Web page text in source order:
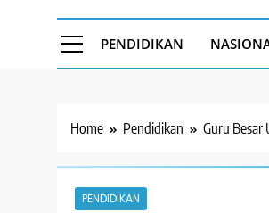
PENDIDIKAN
Home Pendidikan Guru Besar
PENDIDIKAN